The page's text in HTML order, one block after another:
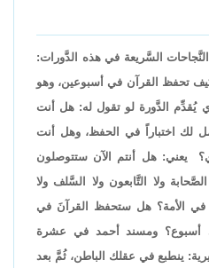
السَّريعة في هذه الدَّورات:
تحفظ القرآن في أسبوعين، وهو
يُقدِّم الدَّورة لو تقول له: هل أنت
لك اختباراً في الحفظ، وهل أنت
يعني: هل أنتم الآن ستتوصلون
ولا التَّابعون ولا السَّلف ولا
في الأمة؟ هل ستحفظ القرآنَ في
أسبوع؟ ومسند أحمد في عشرة
ينطبع في عقلك الباطن، ثُمَّ بعد